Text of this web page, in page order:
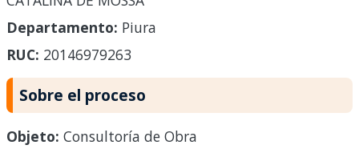
Departamento: Piura
RUC: 20146979263
Sobre el proceso
Objeto: Consultoría de Obra